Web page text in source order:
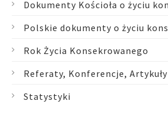
Dokumenty Kościoła o życiu
Polskie dokumenty o życiu
Rok Życia Konsekrowanego
Referaty, Konferencje, Artykuły
Statystyki